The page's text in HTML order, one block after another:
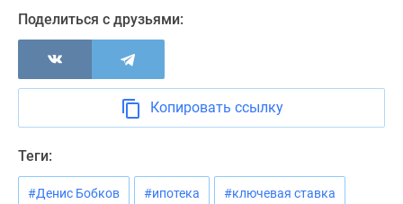
авторы
проекте
Контакты
сайте
Дзен
Поделиться с друзьями:
Копировать ссылку
Теги:
#Денис Бобков #ипотека #ключевая ставка